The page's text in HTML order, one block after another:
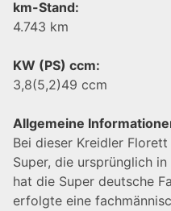
km-Stand:
4.743 km
KW (PS) ccm:
3,8(5,2)49 ccm
Allgemeine
Bei dieser Kreidler
Super, die ursprünglich
hat die Super deutsche
erfolgte eine